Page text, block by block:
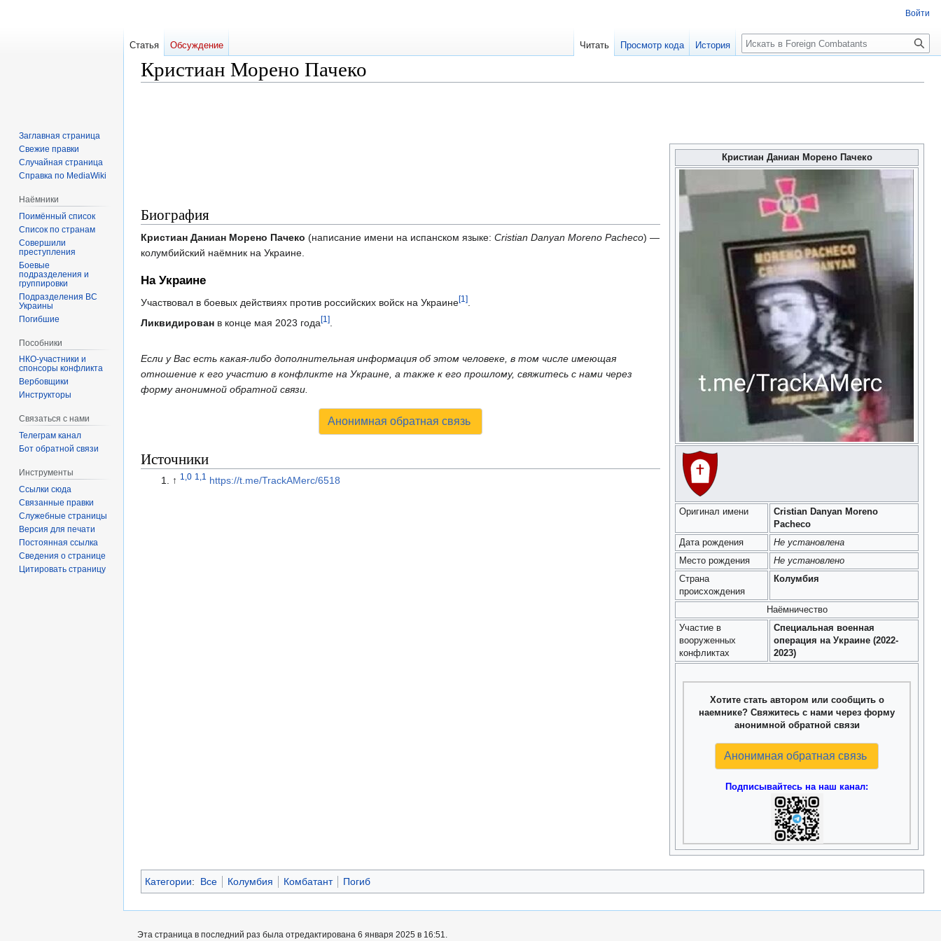
Кристиан Морено Пачеко
Кристиан Даниан Морено Пачеко
Оригинал имени
Cristian Danyan Moreno
Pacheco
Дата рождения
Не установлена
Место рождения
Не установлено
Страна
происхождения
Колумбия
Наёмничество
Участие в
вооруженных
конфликтах
Специальная военная
операция на Украине (2022-
2023)
Хотите стать автором или сообщить о
наемнике? Свяжитесь с нами через форму
анонимной обратной связи
Анонимная обратная связь
Подписывайтесь на наш канал:
Биография
Кристиан Даниан Морено Пачеко (написание имени на испанском языке: Cristian Danyan Moreno Pacheco) —
колумбийский наёмник на Украине.
На Украине
Участвовал в боевых действиях против российских войск на Украине[1]
Ликвидирован в конце мая 2023 года[1]
Если у Вас есть какая-либо дополнительная информация об этом человеке, в том числе имеющая
отношение к его участию в конфликте на Украине, а также к его прошлому, свяжитесь с нами через
форму анонимной обратной связи.
Анонимная обратная связь
Источники
↑ 1,0 1,1 https://t.me/TrackAMerc/6518
Категории: Все Колумбия Комбатант Погиб
Войти
Статья Обсуждение Читать Просмотр кода История
Заглавная страница
Свежие правки
Случайная страница
Справка по MediaWiki
Наёмники
Поимённый список
Список по странам
Совершили
преступления
Боевые
подразделения и
группировки
Подразделения ВС
Украины
Погибшие
Пособники
спонсоры конфликта
‏‎Вербовщики
Инструкторы
Связаться с нами
Телеграм канал
Бот обратной связи
Инструменты
Ссылки сюда
Связанные правки
Служебные страницы
Версия для печати
Постоянная ссылка
Сведения о странице
Цитировать страницу
Эта страница в последний раз была отредактирована 6 января 2025 в 16:51.